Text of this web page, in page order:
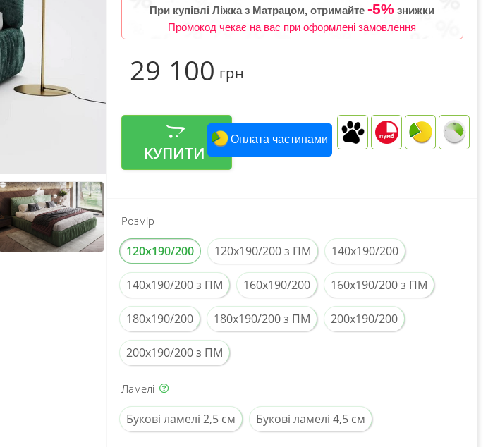
При купівлі Ліжка з Матрацом, отримайте-5% знижки
Промокод чекає на вас при оформлені замовлення
29 100грн
КУПИТИ
Оплата частинами
Розмір
120x190/200 120x190/200 з ПМ 140x190/200
140x190/200 з ПМ 160x190/200 160x190/200 з ПМ
180x190/200 180x190/200 з ПМ 200x190/200
200x190/200 з ПМ
Ламелі
Букові ламелі 2,5 см Букові ламелі 4,5 см